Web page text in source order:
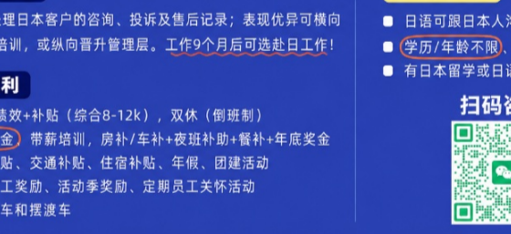
你看这样水duaiduai~的样子，不招人喜欢才怪啊!